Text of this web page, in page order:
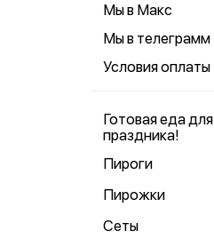
Мы в Макс
Мы в телеграмм
Условия оплаты
Готовая еда для
праздника!
Пироги
Пирожки
Сеты